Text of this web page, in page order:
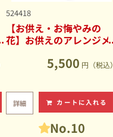
524418
【お供え・お悔やみの
花】お供えのアレンジメ
5,500 円（税込）
詳細 カートに入れる
No.10